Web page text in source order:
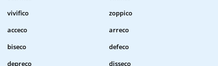
vivifico
zoppico
acceco
arreco
biseco
defeco
depreco
disseco